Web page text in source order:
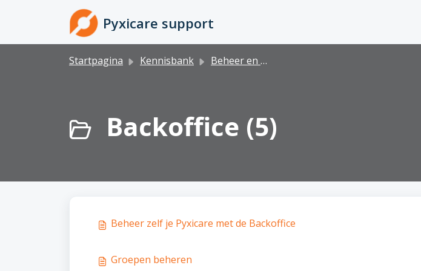
Pyxicare support
Startpagina Kennisbank Beheer en administratie
Backoffice (5)
Beheer zelf je Pyxicare met de Backoffice
Groepen beheren